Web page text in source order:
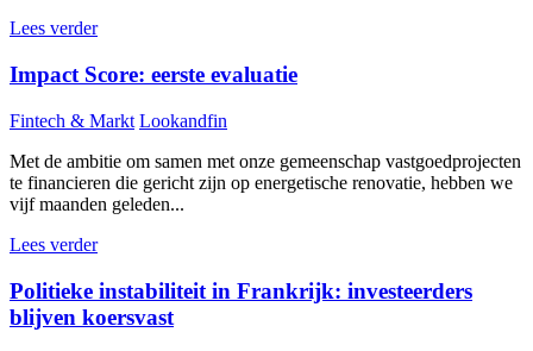
Lees verder
Impact Score: eerste evaluatie
Fintech & Markt Lookandfin
Met de ambitie om samen met onze gemeenschap vastgoedprojecten
te financieren die gericht zijn op energetische renovatie, hebben we
vijf maanden geleden...
Lees verder
Politieke instabiliteit in Frankrijk: investeerders
blijven koersvast